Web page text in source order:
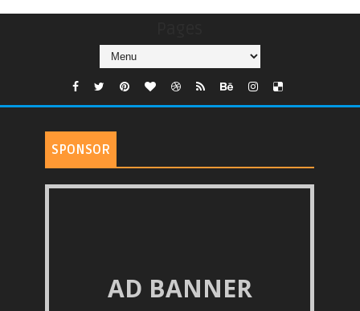
SPONSOR
AD BANNER